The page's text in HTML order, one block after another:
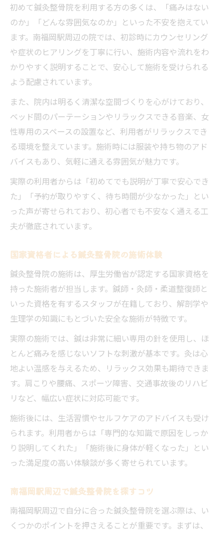
南福岡駅近辺で鍼灸整骨院を比較する方法
鍼灸整骨院の口コミや評判を活かすコツ
予約やアクセス便利な鍼灸整骨院の探し方
鍼灸整骨院選びで大切なスタッフの対応力
鍼灸整骨院で体調改善を目指すならこの方法
生活習慣と鍼灸整骨院の施術の関係性
症状に合わせた鍼灸整骨院の活用方法
体調管理に役立つ鍼灸整骨院のセルフケア
初めて鍼灸整骨院を利用する方の多くは、「痛みはない
のか」「どんな雰囲気なのか」といった不安を抱えてい
ます。南福岡駅周辺の院では、初診時にカウンセリング
や症状のヒアリングを丁寧に行い、施術内容や流れをわ
かりやすく説明することで、安心して施術を受けられる
よう配慮されています。
また、院内は明るく清潔な空間づくりを心がけており、
ベッド間のパーテーションやリラックスできる音楽、女
性専用のスペースの設置など、利用者がリラックスでき
る環境を整えています。施術時には服装や持ち物のアド
バイスもあり、気軽に通える雰囲気が魅力です。
実際の利用者からは「初めてでも説明が丁寧で安心でき
た」「予約が取りやすく、待ち時間が少なかった」とい
った声が寄せられており、初心者でも不安なく通える工
夫が徹底されています。
国家資格者による鍼灸整骨院の施術体験
鍼灸整骨院の施術は、厚生労働省が認定する国家資格を
持った施術者が担当します。鍼師・灸師・柔道整復師と
いった資格を有するスタッフが在籍しており、解剖学や
生理学の知識にもとづいた安全な施術が特徴です。
実際の施術では、鍼は非常に細い専用の針を使用し、ほ
とんど痛みを感じないソフトな刺激が基本です。灸は心
地よい温感を与えるため、リラックス効果も期待できま
す。肩こりや腰痛、スポーツ障害、交通事故後のリハビ
リなど、幅広い症状に対応可能です。
施術後には、生活習慣やセルフケアのアドバイスも受け
られます。利用者からは「専門的な知識で原因をしっか
り説明してくれた」「施術後に身体が軽くなった」とい
った満足度の高い体験談が多く寄せられています。
南福岡駅周辺で鍼灸整骨院を探すコツ
南福岡駅周辺で自分に合った鍼灸整骨院を選ぶ際は、い
くつかのポイントを押さえることが重要です。まずは、